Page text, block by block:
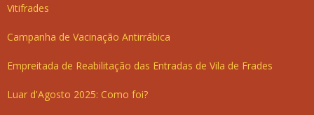
Vitifrades
Campanha de Vacinação Antirrábica
Empreitada de Reabilitação das Entradas de Vila de Frades
Luar d'Agosto 2025: Como foi?